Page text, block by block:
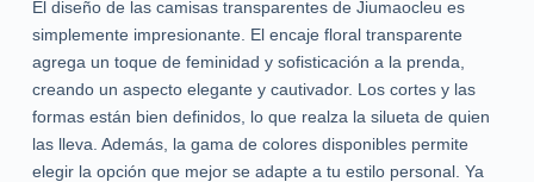
El diseño de las camisas transparentes de Jiumaocleu es
simplemente impresionante. El encaje floral transparente
agrega un toque de feminidad y sofisticación a la prenda,
creando un aspecto elegante y cautivador. Los cortes y las
formas están bien definidos, lo que realza la silueta de quien
las lleva. Además, la gama de colores disponibles permite
elegir la opción que mejor se adapte a tu estilo personal. Ya